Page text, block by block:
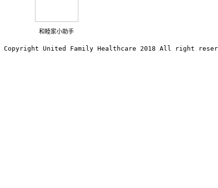
和睦家小助手
Copyright United Family Healthcare 2018 All right